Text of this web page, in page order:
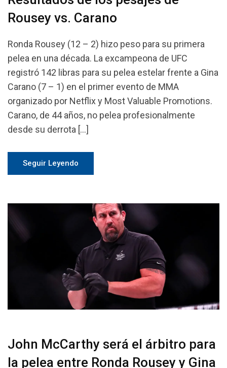
Rousey vs. Carano
Ronda Rousey (12 – 2) hizo peso para su primera
pelea en una década. La excampeona de UFC
registró 142 libras para su pelea estelar frente a Gina
Carano (7 – 1) en el primer evento de MMA
organizado por Netflix y Most Valuable Promotions.
Carano, de 44 años, no pelea profesionalmente
desde su derrota […]
Seguir Leyendo
John McCarthy será el árbitro para
la pelea entre Ronda Rousey y Gina